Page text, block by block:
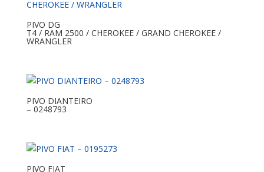
PIVO DG
T4 / RAM 2500 / CHEROKEE / GRAND CHEROKEE /
WRANGLER
PIVO DIANTEIRO
– 0248793
PIVO FIAT